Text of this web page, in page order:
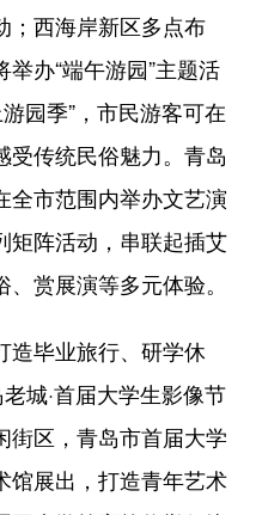
；西海岸新区多点布
办“端午游园”主题活
园季”，市民游客可在
受传统民俗魅力。青岛
全市范围内举办文艺演
矩阵活动，串联起插艾
赏展演等多元体验。
毕业旅行、研学休
城·首届大学生影像节
街区，青岛市首届大学
馆展出，打造青年艺术